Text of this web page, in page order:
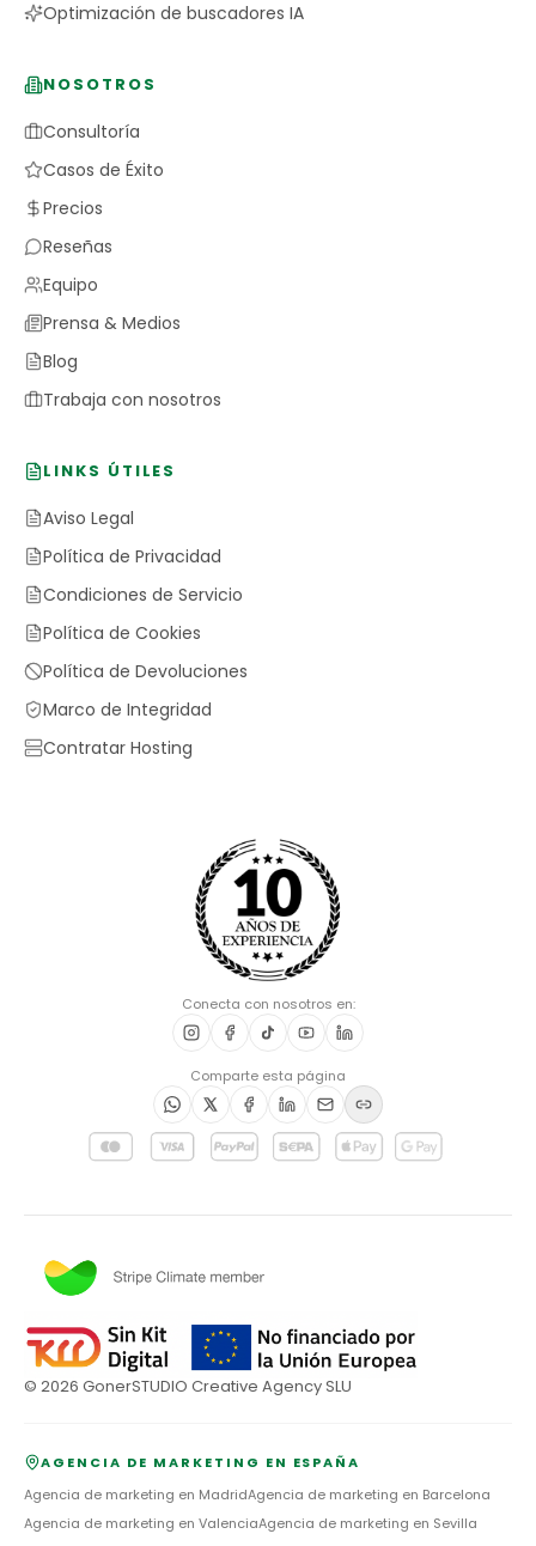
Optimización de buscadores IA
NOSOTROS
Consultoría
Casos de Éxito
Precios
Reseñas
Equipo
Prensa & Medios
Blog
Trabaja con nosotros
LINKS ÚTILES
Aviso Legal
Política de Privacidad
Condiciones de Servicio
Política de Cookies
Política de Devoluciones
Marco de Integridad
Contratar Hosting
Conecta con nosotros en:
Comparte esta página
© 2026 GonerSTUDIO Creative Agency SLU
AGENCIA DE MARKETING EN ESPAÑA
Agencia de marketing en MadridAgencia de marketing en Barcelona
Agencia de marketing en ValenciaAgencia de marketing en Sevilla